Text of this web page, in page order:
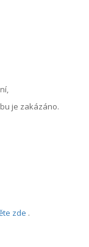
je zakázáno.
zde .